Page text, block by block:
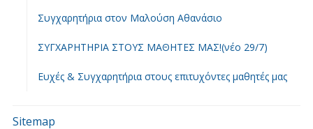
Συγχαρητήρια στον Μαλούση Αθανάσιο
ΣΥΓΧΑΡΗΤΗΡΙΑ ΣΤΟΥΣ ΜΑΘΗΤΕΣ ΜΑΣ!(νέο 29/7)
Ευχές & Συγχαρητήρια στους επιτυχόντες μαθητές μας
Sitemap